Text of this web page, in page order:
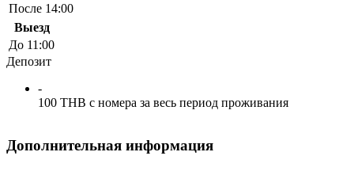
После 14:00
Выезд
До 11:00
Депозит
-
100 THB с номера за весь период проживания
Дополнительная информация